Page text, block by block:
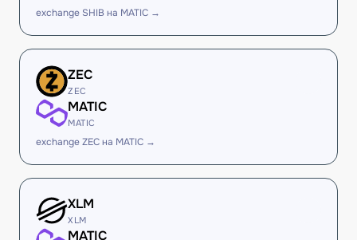
exchange SHIB на MATIC →
ZEC
ZEC
MATIC
MATIC
exchange ZEC на MATIC →
XLM
XLM
MATIC